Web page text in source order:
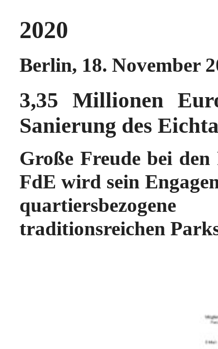
2020
Berlin, 18. November
3,35 Millionen
Sanierung des
Große Freude bei
FdE wird sein
traditionsreichen